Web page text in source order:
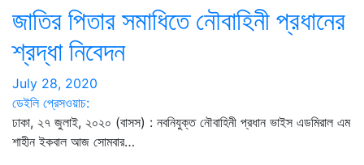
জাতির পিতার সমাধিতে নৌবাহিনী প্রধানের
শ্রদ্ধা নিবেদন
July 28, 2020
ডেইলি প্রেসওয়াচ:
ঢাকা, ২৭ জুলাই, ২০২০ (বাসস) : নবনিযুক্ত নৌবাহিনী প্রধান ভাইস এডমিরাল এম
শাহীন ইকবাল আজ সোমবার…